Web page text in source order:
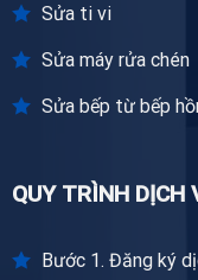
Sửa ti vi
Sửa máy rửa chén
Sửa bếp từ bếp
QUY TRÌNH DỊCH
Bước 1. Đăng ký